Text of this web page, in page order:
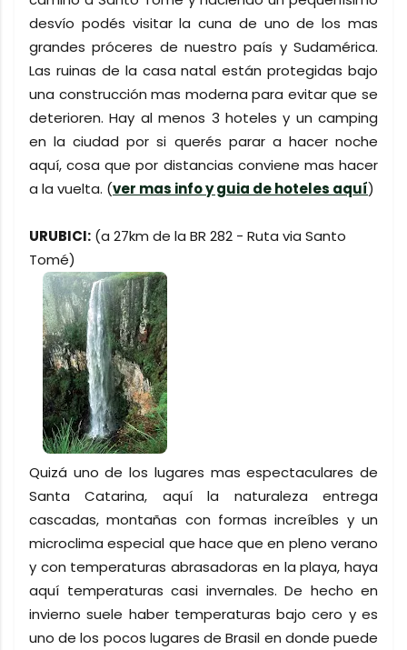
desvío podés visitar la cuna de uno de los mas
grandes próceres de nuestro país y Sudamérica.
Las ruinas de la casa natal están protegidas bajo
una construcción mas moderna para evitar que se
deterioren. Hay al menos 3 hoteles y un camping
en la ciudad por si querés parar a hacer noche
aquí, cosa que por distancias conviene mas hacer
a la vuelta. (ver mas info y guia de hoteles aquí)
URUBICI: (a 27km de la BR 282 - Ruta via Santo
Tomé)
Quizá uno de los lugares mas espectaculares de
Santa Catarina, aquí la naturaleza entrega
cascadas, montañas con formas increíbles y un
microclima especial que hace que en pleno verano
y con temperaturas abrasadoras en la playa, haya
aquí temperaturas casi invernales. De hecho en
invierno suele haber temperaturas bajo cero y es
uno de los pocos lugares de Brasil en donde puede